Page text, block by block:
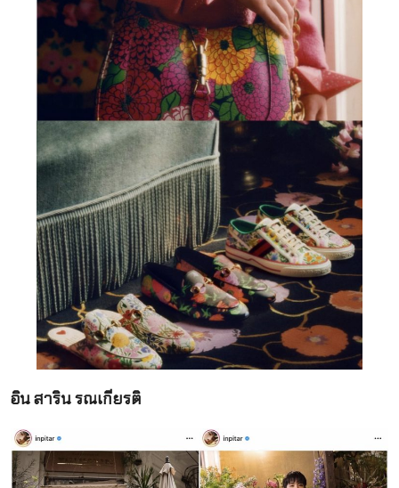
อิน สาริน รณเกียรติ